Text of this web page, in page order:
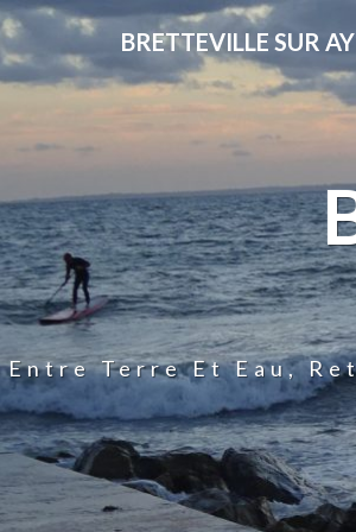
BRETTEVILLE SUR AY
Entre Terre Et Eau,